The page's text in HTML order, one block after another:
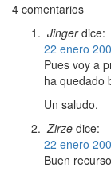
4 comentarios
Jinger dice:
22 enero
Pues voy a
ha quedado
Un saludo.
Zirze dice:
22 enero
Buen